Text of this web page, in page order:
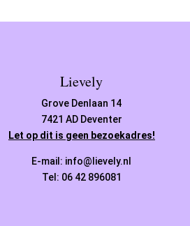
Lievely
Grove Denlaan 14
7421 AD Deventer
Let op dit is geen bezoekadres!
E-mail: info@lievely.nl
Tel: 06 42 896081